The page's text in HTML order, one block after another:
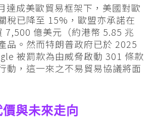
達成美歐貿易框架下，美國對歐
稅已降至 15%，歐盟亦承諾在
7,500 億美元（約港幣 5.85 兆
品。然而特朗普政府已於 2025
被罰款為由威脅啟動 301 條款
動，這一來之不易貿易協議將面
與未來走向